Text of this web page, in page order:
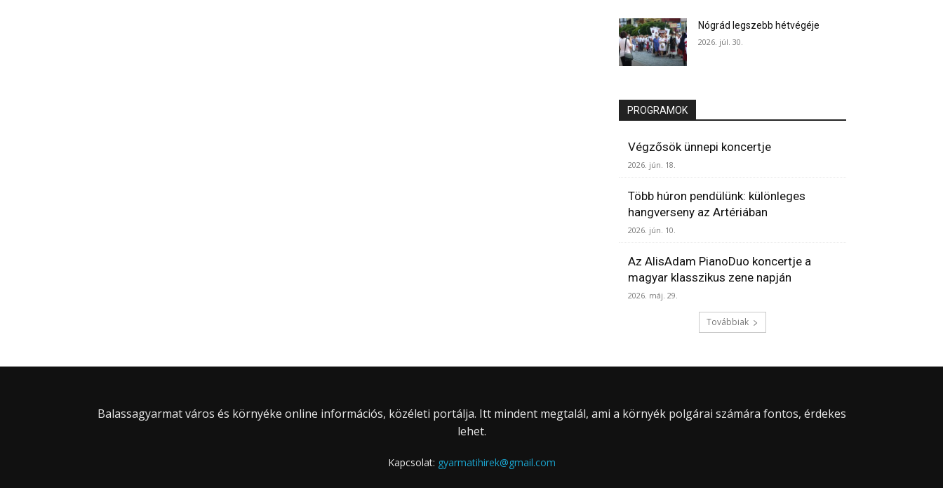
Nógrád legszebb hétvégéje
2026. júl. 30.
PROGRAMOK
Végzősök ünnepi koncertje
2026. jún. 18.
Több húron pendülünk: különleges
hangverseny az Artériában
2026. jún. 10.
Az AlisAdam PianoDuo koncertje a
magyar klasszikus zene napján
2026. máj. 29.
Továbbiak
Balassagyarmat város és környéke online információs, közéleti portálja. Itt mindent megtalál, ami a környék polgárai számára fontos, érdekes
lehet.
Kapcsolat: gyarmatihirek@gmail.com